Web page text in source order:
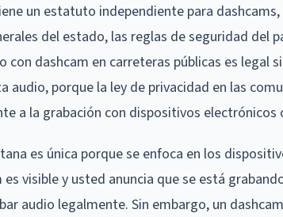
un estatuto independiente para
del estado, las reglas de seguridad del
con dashcam en carreteras públicas es legal
audio, porque la ley de privacidad en las
a la grabación con dispositivos electrónicos
es única porque se enfoca en los
es visible y usted anuncia que se está
audio legalmente. Sin embargo, un